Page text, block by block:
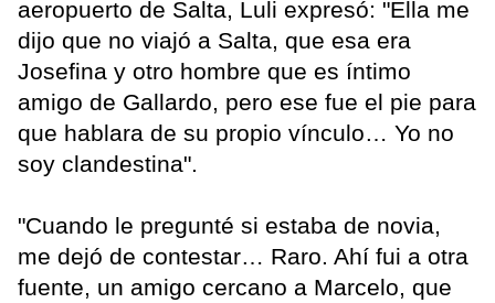
aeropuerto de Salta, Luli expresó: "Ella me
dijo que no viajó a Salta, que esa era
Josefina y otro hombre que es íntimo
amigo de Gallardo, pero ese fue el pie para
que hablara de su propio vínculo… Yo no
soy clandestina".
"Cuando le pregunté si estaba de novia,
me dejó de contestar… Raro. Ahí fui a otra
fuente, un amigo cercano a Marcelo, que